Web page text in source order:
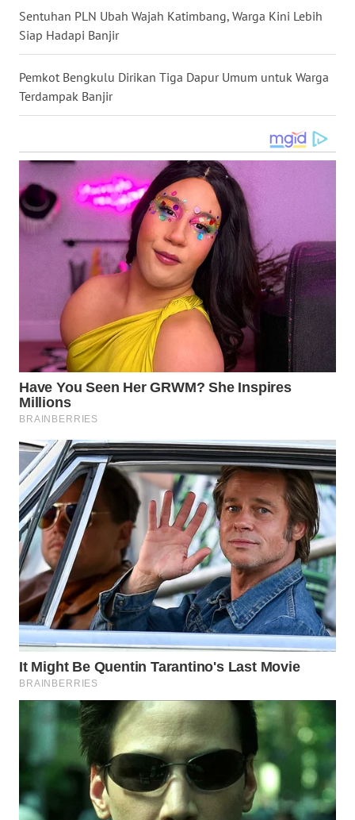
Sentuhan PLN Ubah Wajah Katimbang, Warga Kini Lebih
Siap Hadapi Banjir
Pemkot Bengkulu Dirikan Tiga Dapur Umum untuk Warga
Terdampak Banjir
WN
NUSANTARA
WN
JOGJA
JATIM
WN
BALI
WN
KALTENG
WN
KALTARA
KALSEL
WN
KALTIM
WN
SULSEL
WN
GORONTALO
WN
SULUT
WN
MALUT